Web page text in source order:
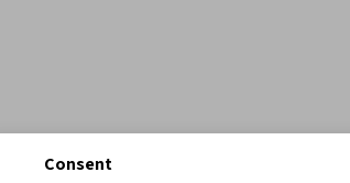
Consent